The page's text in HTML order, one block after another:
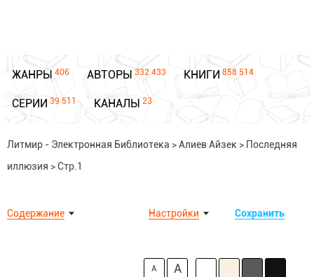
ЖАНРЫ 406 АВТОРЫ 332 433 КНИГИ 858 514
СЕРИИ 39 511 КАНАЛЫ 23
Литмир - Электронная Библиотека >Алиев Айзек > Последняя
иллюзия >Стр.1
Содержание Сохранить
Настройки
A A